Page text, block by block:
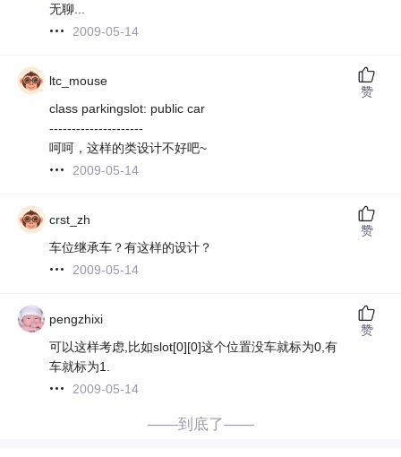
无聊...
2009-05-14
ltc_mouse
class parkingslot: public car
---------------------
呵呵，这样的类设计不好吧~
2009-05-14
赞
crst_zh
车位继承车？有这样的设计？
2009-05-14
赞
pengzhixi
可以这样考虑,比如slot[0][0]这个位置没车就标为0,有
车就标为1.
2009-05-14
赞
——到底了——